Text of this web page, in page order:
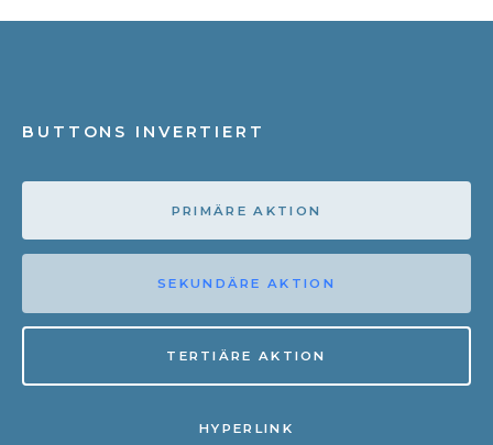
BUTTONS INVERTIERT
PRIMÄRE AKTION
SEKUNDÄRE AKTION
TERTIÄRE AKTION
HYPERLINK